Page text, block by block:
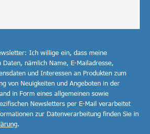
Ich willige ein, dass meine
Daten, nämlich Name, E-Mailadresse,
und Interessen an Produkten zum
von Neuigkeiten und Angeboten in der
in Form eines allgemeinen sowie
Newsletters per E-Mail verarbeitet
zur Datenverarbeitung finden Sie in
.